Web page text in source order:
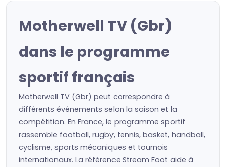
Motherwell TV (Gbr)
dans le programme
sportif français
Motherwell TV (Gbr) peut correspondre à
différents événements selon la saison et la
compétition. En France, le programme sportif
rassemble football, rugby, tennis, basket, handball,
cyclisme, sports mécaniques et tournois
internationaux. La référence Stream Foot aide à